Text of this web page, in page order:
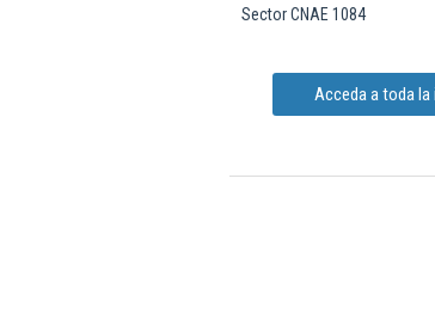
Sector CNAE 1084
Acceda a toda